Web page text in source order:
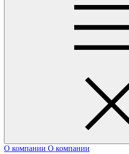
О компании О компании